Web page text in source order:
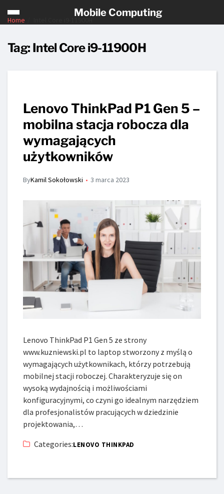
Mobile Computing
Home
Tag: Intel Core i9-11900H
Lenovo ThinkPad P1 Gen 5 –
mobilna stacja robocza dla
wymagających
użytkowników
ByKamil Sokołowski 3 marca 2023
Lenovo ThinkPad P1 Gen 5 ze strony
www.kuzniewski.pl to laptop stworzony z myślą o
wymagających użytkownikach, którzy potrzebują
mobilnej stacji roboczej. Charakteryzuje się on
wysoką wydajnością i możliwościami
konfiguracyjnymi, co czyni go idealnym narzędziem
dla profesjonalistów pracujących w dziedzinie
projektowania,…
Categories:LENOVO THINKPAD